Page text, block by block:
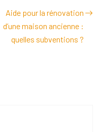
Aide pour la rénovation
d’une maison ancienne :
quelles subventions ?